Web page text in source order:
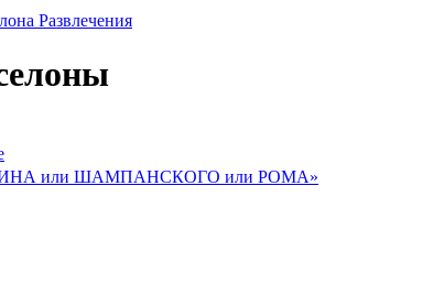
Развлечения
или ШАМПАНСКОГО или РОМА»